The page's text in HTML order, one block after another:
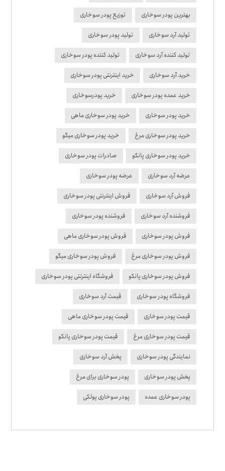
بهترین پودر سوخاری توزیع پودر سوخاری
تولید آرد سوخاری تولید پودر سوخاری
تولید کننده آرد سوخاری تولید کننده پودر سوخاری
خرید آرد سوخاری خرید اینترنتی پودر سوخاری
خرید عمده پودر سوخاری خرید پودرسوخاری
خرید پودر سوخاری خرید پودر سوخاری ماهی
خرید پودر سوخاری مرغ خرید پودر سوخاری میگو
خرید پودر سوخاری پانکو صادرات پودر سوخاری
عرضه آرد سوخاری عرضه پودر سوخاری
فروش آرد سوخاری فروش اینترنتی پودر سوخاری
فروشنده آرد سوخاری فروشنده پودر سوخاری
فروش پودر سوخاری فروش پودر سوخاری ماهی
فروش پودر سوخاری مرغ فروش پودر سوخاری میگو
فروش پودر سوخاری پانکو فروشگاه اینترنتی پودر سوخاری
فروشگاه پودر سوخاری قیمت آرد سوخاری
قیمت پودر سوخاری قیمت پودر سوخاری ماهی
قیمت پودر سوخاری مرغ قیمت پودر سوخاری پانکو
نمایندگی پودر سوخاری پخش آرد سوخاری
پخش پودر سوخاری پودر سوخاری برای مرغ
پودر سوخاری عمده پودر سوخاری پولکی